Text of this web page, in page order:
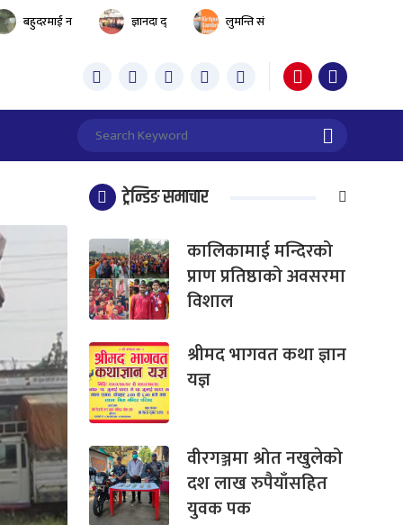
बहुदरमाई न ज्ञानदा द् लुमन्ति सं
ट्रेन्डिङ समाचार
कालिकामाई मन्दिरको
प्राण प्रतिष्ठाको अवसरमा
विशाल
श्रीमद भागवत कथा ज्ञान
यज्ञ
वीरगञ्जमा श्रोत नखुलेको
दश लाख रुपैयाँसहित
युवक पक